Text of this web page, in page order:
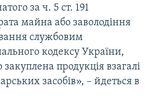
за ч. 5 ст. 191
майна або заволодіння
службовим
кодексу України,
продукція взагалі
засобів», – йдеться в